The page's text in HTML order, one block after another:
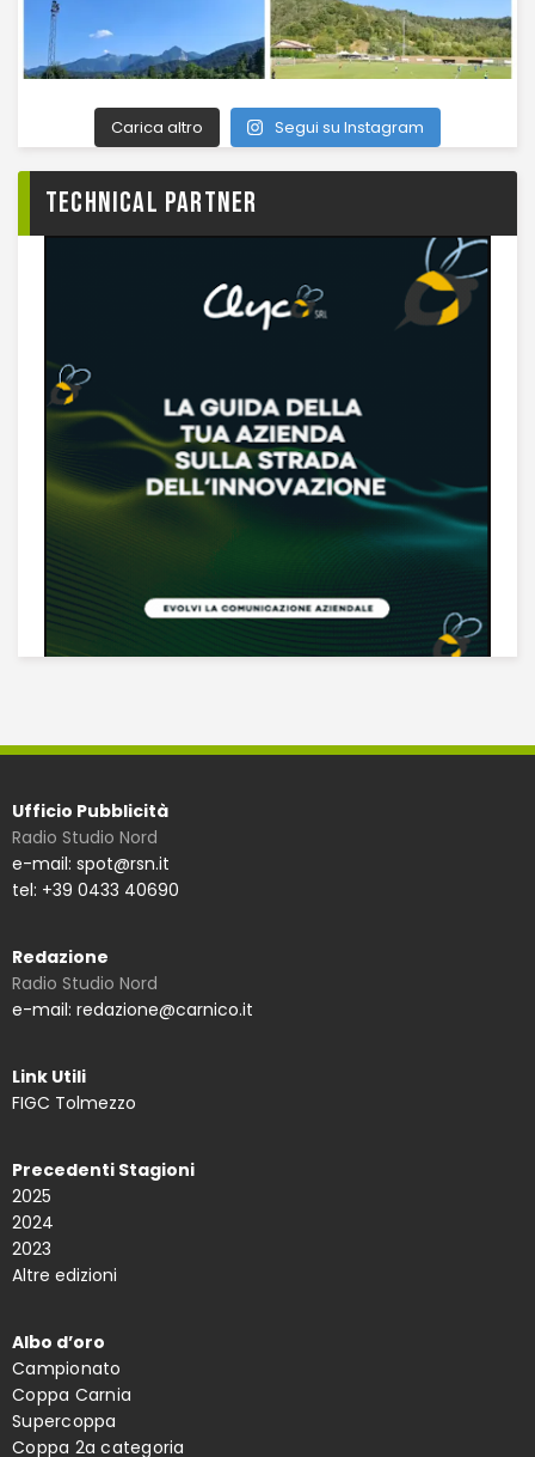
Carica altro Segui su Instagram
TECHNICAL PARTNER
Ufficio Pubblicità
Radio Studio Nord
e-mail: spot@rsn.it
tel: +39 0433 40690
Redazione
Radio Studio Nord
e-mail: redazione@carnico.it
Link Utili
FIGC Tolmezzo
Precedenti Stagioni
2025
2024
2023
Altre edizioni
Albo d’oro
Campionato
Coppa Carnia
Supercoppa
Coppa 2a categoria